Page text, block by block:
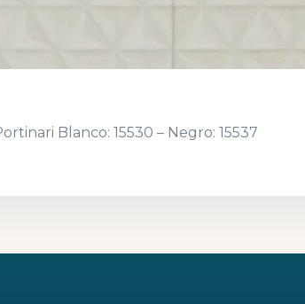
Blanco: 15530 – Negro: 15537